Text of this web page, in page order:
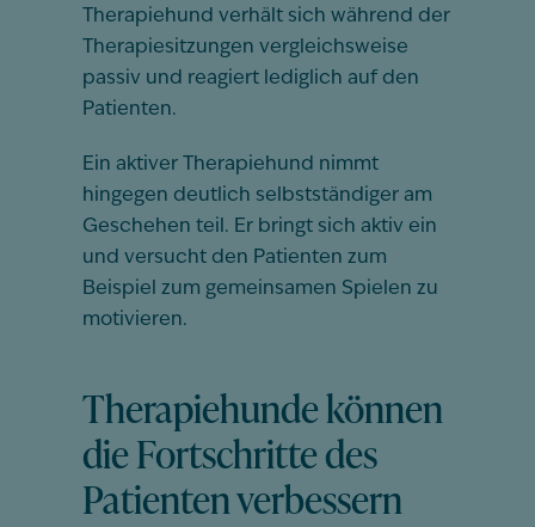
Therapiehund verhält sich während der
Therapiesitzungen vergleichsweise
passiv und reagiert lediglich auf den
Patienten.
Ein aktiver Therapiehund nimmt
hingegen deutlich selbstständiger am
Geschehen teil. Er bringt sich aktiv ein
und versucht den Patienten zum
Beispiel zum gemeinsamen Spielen zu
motivieren.
Therapiehunde können
die Fortschritte des
Patienten verbessern